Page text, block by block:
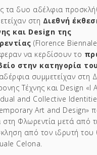
τα δυο αδέλφια
στη Διεθνή
και Design της
(Florence
να κερδίσουν το
στην κατηγορία
συμμετείχαν στη
Τέχνης και Design «I
and Collective
Art and Design»
Φλωρεντία μετά από
από τον ιδρυτή του
Celona.